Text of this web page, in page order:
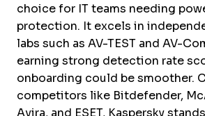
choice for IT teams needing
protection. It excels in
labs such as AV-TEST and AV-
earning strong detection rate
onboarding could be smoother.
competitors like Bitdefender,
Avira, and ESET, Kaspersky